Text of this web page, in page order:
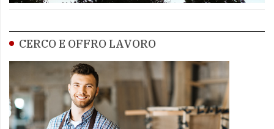
CERCO E OFFRO LAVORO